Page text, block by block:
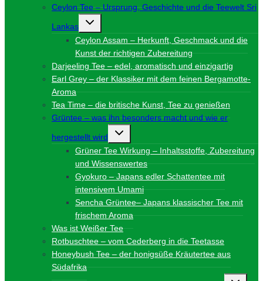
Ceylon Tee – Ursprung, Geschichte und die Teewelt Sri
Lankas
Untermenü
Ceylon Assam – Herkunft, Geschmack und die
Kunst der richtigen Zubereitung
Darjeeling Tee – edel, aromatisch und einzigartig
Earl Grey – der Klassiker mit dem feinen Bergamotte-
Aroma
Tea Time – die britische Kunst, Tee zu genießen
Grüntee – was ihn besonders macht und wie er
hergestellt wird
Untermenü
Grüner Tee Wirkung – Inhaltsstoffe, Zubereitung
und Wissenswertes
Gyokuro – Japans edler Schattentee mit
intensivem Umami
Sencha Grüntee– Japans klassischer Tee mit
frischem Aroma
Was ist Weißer Tee
Rotbuschtee – vom Cederberg in die Teetasse
Honeybush Tee – der honigsüße Kräutertee aus
Südafrika